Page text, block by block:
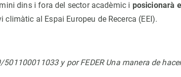
dins i fora del sector acadèmic i posicionarà
al Espai Europeu de Recerca (EEI).
y por FEDER Una manera de